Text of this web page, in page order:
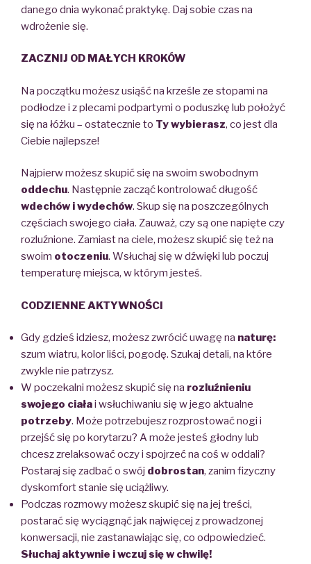
danego dnia wykonać praktykę. Daj sobie czas na
wdrożenie się.
ZACZNIJ OD MAŁYCH KROKÓW
Na początku możesz usiąść na krześle ze stopami na
podłodze i z plecami podpartymi o poduszkę lub położyć
się na łóżku – ostatecznie to Ty wybierasz, co jest dla
Ciebie najlepsze!
Najpierw możesz skupić się na swoim swobodnym
oddechu. Następnie zacząć kontrolować długość
wdechów i wydechów. Skup się na poszczególnych
częściach swojego ciała. Zauważ, czy są one napięte czy
rozluźnione. Zamiast na ciele, możesz skupić się też na
swoim otoczeniu. Wsłuchaj się wdźwięki lub poczuj
temperaturę miejsca, w którym jesteś.
CODZIENNE AKTYWNOŚCI
Gdy gdzieś idziesz, możesz zwrócić uwagę na naturę:
szum wiatru, kolor liści, pogodę. Szukaj detali, na które
zwykle nie patrzysz.
W poczekalni możesz skupić się na rozluźnieniu
swojego ciałai wsłuchiwaniu się w jego aktualne
potrzeby. Może potrzebujesz rozprostować nogi i
przejść się po korytarzu? A może jesteś głodny lub
chcesz zrelaksować oczy i spojrzeć na coś w oddali?
Postaraj się zadbać o swój dobrostan, zanim fizyczny
dyskomfort stanie się uciążliwy.
Podczas rozmowy możesz skupić się na jej treści,
postarać się wyciągnąć jak najwięcej z prowadzonej
konwersacji, nie zastanawiając się, co odpowiedzieć.
Słuchaj aktywnie i wczuj się w chwilę!